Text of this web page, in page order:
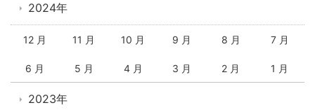
2024年
12 月 11 月 10 月 9 月 8 月 7 月
6 月 5 月 4 月 3 月 2 月 1 月
2023年